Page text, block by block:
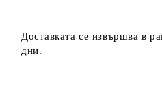
Доставката се извършва в
дни.